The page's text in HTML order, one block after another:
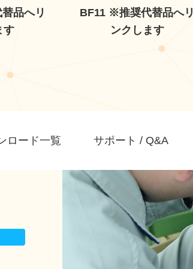
品へリ
す
BF11 ※推奨代替品へリ
ンクします
ロード一覧 サポート / Q&A